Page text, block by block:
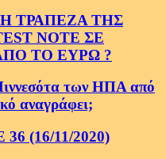
ΤΡΑΠΕΖΑ ΤΗΣ
NOTE ΣΕ
ΤΟ ΕΥΡΩ ?
των ΗΠΑ από
αναγράφει;
(16/11/2020)